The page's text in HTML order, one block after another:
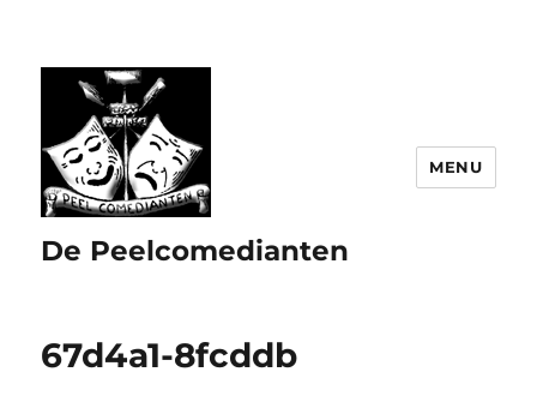
De Peelcomedianten
MENU
67d4a1-8fcddb